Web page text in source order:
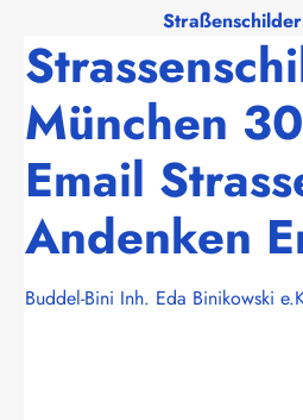
München
Email
Andenken
Buddel-Bini Inh. Eda Binikowski